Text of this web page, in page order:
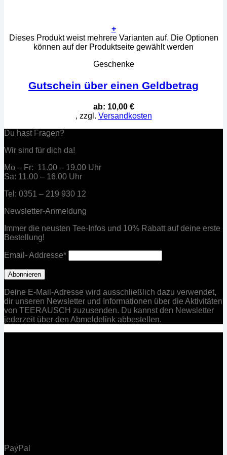
+
Dieses Produkt weist mehrere Varianten auf. Die Optionen
können auf der Produktseite gewählt werden
Geschenke
Gutschein über einen Geldbetrag
ab: 10,00 €
, zzgl. Versandkosten
Du hast Fragen?
Wir sind für dich da!
Mo – Fr: 11.00 – 19.00 Uhr
Sa: 11.00 – 16.00 Uhr
Tel: 0351 – 219 930 12
Newsletter-Anmeldung
Immer die neusten Tee-Infos und 10% Rabatt auf deine erste
Bestellung!
Email- Addresse*
Deine E-Mail-Adresse wird ausschließlich dazu verwendet,
dir unseren Newsletter und Informationen über die Aktivitäten
von TEERAUSCH zuzusenden. Du kannst den Newsletter
jederzeit über den Abmeldelink abbestellen.
PayPal